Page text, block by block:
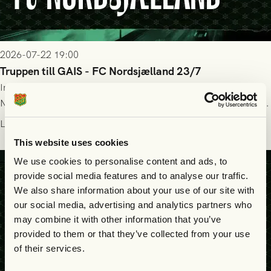
This website uses cookies
We use cookies to personalise content and ads, to
provide social media features and to analyse our traffic.
We also share information about your use of our site with
our social media, advertising and analytics partners who
may combine it with other information that you’ve
provided to them or that they’ve collected from your use
of their services.
2026-07-22 19:00
Truppen till GAIS - FC Nordsjælland 23/7
Imorgon torsdag spelar GAIS herrar hemma mot FC
Nordsjælland på Gamla Ullevi med avspark kl 19.00! Fredrik
Holmberg och ledarstaben har tagit ut följande trupp till
Läs mer